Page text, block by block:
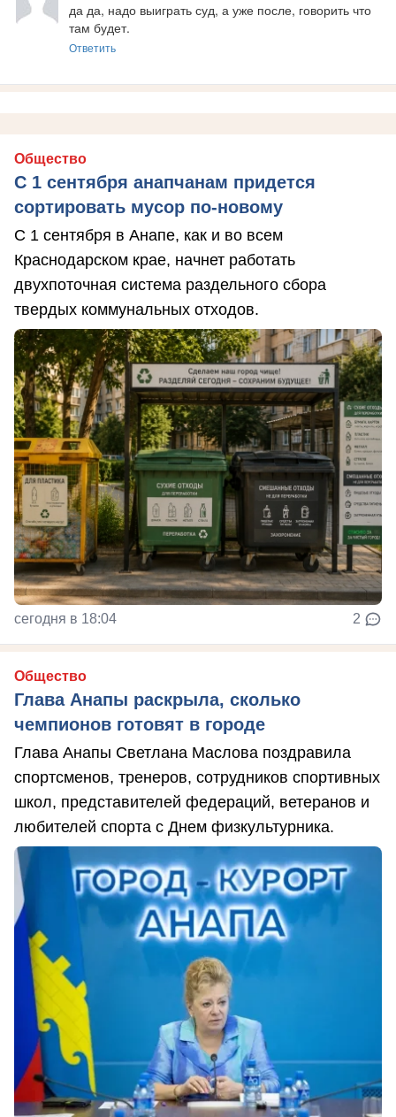
да да, надо выиграть суд, а уже после, говорить что
там будет.
Ответить
Общество
С 1 сентября анапчанам придется
сортировать мусор по-новому
С 1 сентября в Анапе, как и во всем
Краснодарском крае, начнет работать
двухпоточная система раздельного сбора
твердых коммунальных отходов.
сегодня в 18:04 2
Общество
Глава Анапы раскрыла, сколько
чемпионов готовят в городе
Глава Анапы Светлана Маслова поздравила
спортсменов, тренеров, сотрудников спортивных
школ, представителей федераций, ветеранов и
любителей спорта с Днем физкультурника.